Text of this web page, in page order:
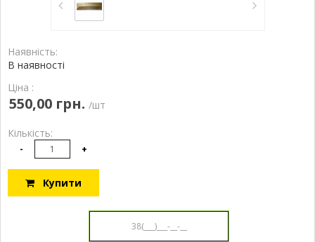
Наявність:
В наявності
Ціна :
550,00 грн. /шт
Кількість:
- +
Купити